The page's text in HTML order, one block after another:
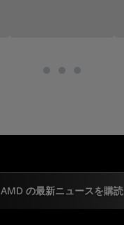
AMD の最新ニュースを購読